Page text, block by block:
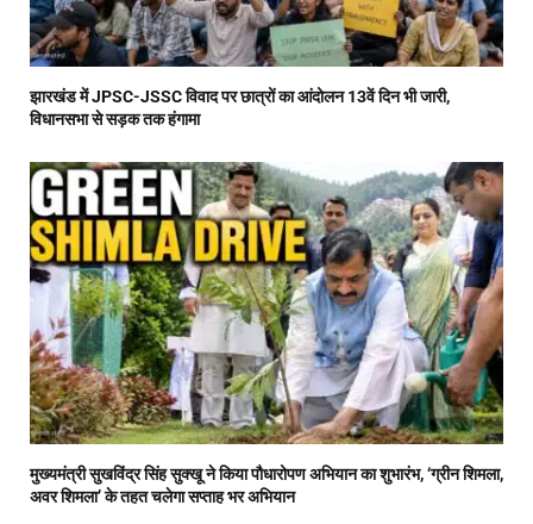
झारखंड में JPSC-JSSC विवाद पर छात्रों का आंदोलन 13वें दिन भी जारी,
विधानसभा से सड़क तक हंगामा
मुख्यमंत्री सुखविंद्र सिंह सुक्खू ने किया पौधारोपण अभियान का शुभारंभ, ‘ग्रीन शिमला,
अवर शिमला’ के तहत चलेगा सप्ताह भर अभियान